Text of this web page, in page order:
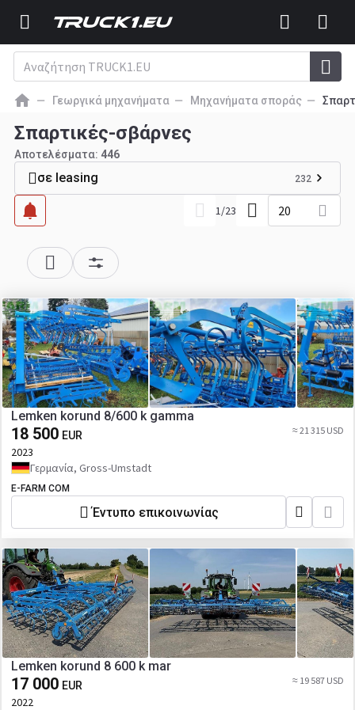
Γεωργικά μηχανήματα Μηχανήματα σποράς
Σπαρτικές-σβάρνες
Αποτελέσματα: 446
σε leasing 232
1/23 20
Lemken korund 8/600 k gamma
18 500 EUR ≈ 21 315 USD
2023
Γερμανία, Gross-Umstadt
E-FARM COM
Έντυπο επικοινωνίας
Lemken korund 8 600 k mar
17 000 EUR ≈ 19 587 USD
2022